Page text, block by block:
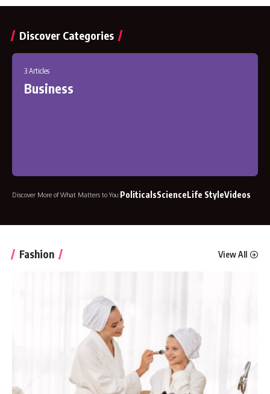
Discover Categories
3 Articles
Business
Discover More of What Matters to You:PoliticalsScienceLife StyleVideos
Fashion View All